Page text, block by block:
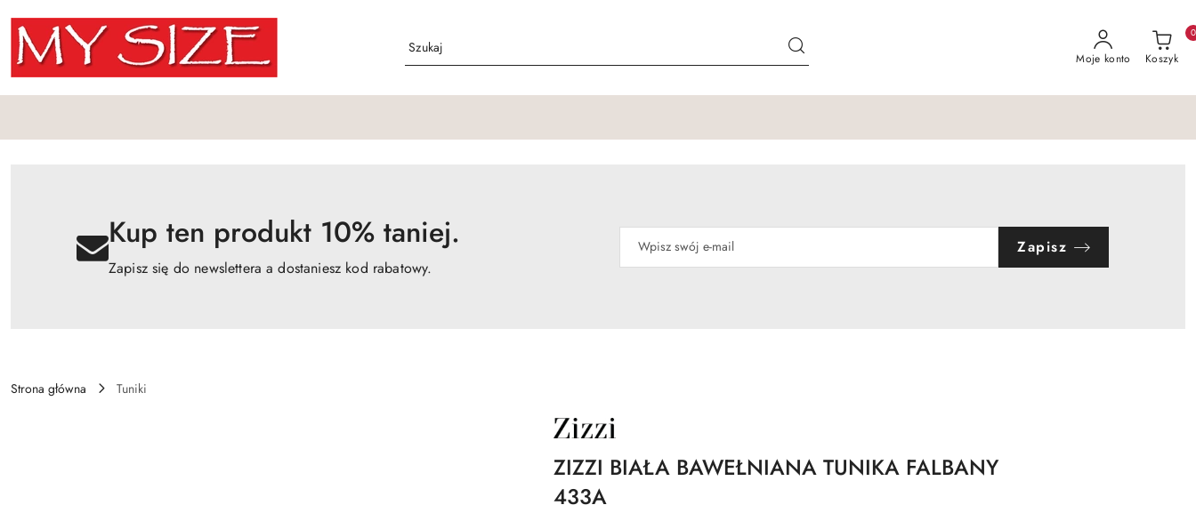
Przejdź do treści głównej
Przejdź do wyszukiwarki
Przejdź do moje konto
Przejdź do menu głównego
Przejdź do opisu produktu
Przejdź do stopki
Moje konto Koszyk
0
Kup ten produkt 10% taniej.
Zapisz się do newslettera a dostaniesz kod rabatowy.
Zapisz
Strona główna
Tuniki
NAZWA
PRODUCENTA:
ZIZZI BIAŁA BAWEŁNIANA TUNIKA FALBANY
433A